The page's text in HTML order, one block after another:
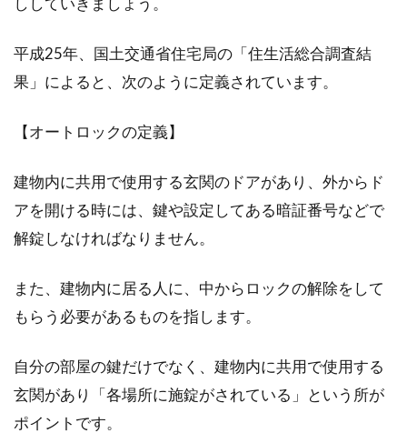
2DKの物件を東京で探したい！家賃
の安い物件を探すには？
物件に住みたい」と多くの方が考えることでし
木造住宅は優れた建物構造！柱・
日本において昔から採用されてきた構造が木造
介し...
平成25年、国土交通省住宅局の「住生活総合調査結
果」によると、次のように定義されています。
【オートロックの定義】
建物内に共用で使用する玄関のドアがあり、外からド
アを開ける時には、鍵や設定してある暗証番号などで
解錠しなければなりません。
また、建物内に居る人に、中からロックの解除をして
もらう必要があるものを指します。
自分の部屋の鍵だけでなく、建物内に共用で使用する
玄関があり「各場所に施錠がされている」という所が
ポイントです。